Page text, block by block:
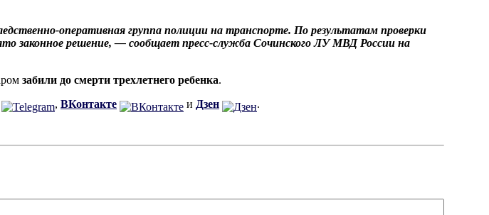
оперативная группа полиции на транспорте. По результатам проверки
законное решение, — сообщает пресс-служба Сочинского ЛУ МВД России на
забили до смерти трехлетнего ребенка.
, ВКонтакте и Дзен .